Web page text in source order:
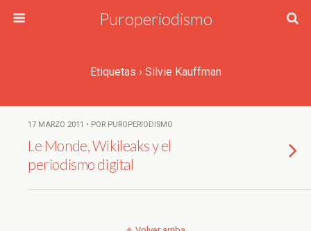
Puroperiodismo
Etiquetas › Silvie Kauffman
17 MARZO 2011 • POR PUROPERIODISMO
Le Monde, Wikileaks y el
periodismo digital